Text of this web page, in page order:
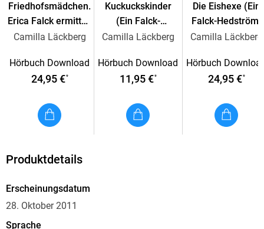
Friedhofsmädchen.
Erica Falck ermittelt
(Ein Falck-
Camilla Läckberg
Hörbuch Download
24,95 €*
Kuckuckskinder
(Ein Falck-
Hedström-Krimi 11)
Camilla Läckberg
Hörbuch Download
11,95 €*
Die Eishexe (Ein
Falck-Hedström-
Krimi 10)
Camilla Läckberg
Hörbuch
24,95 €*
Produktdetails
Erscheinungsdatum
28. Oktober 2011
Sprache